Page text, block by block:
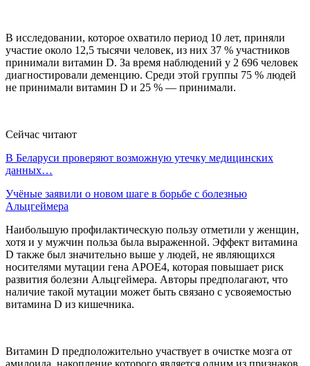
В исследовании, которое охватило период 10 лет, приняли
участие около 12,5 тысячи человек, из них 37 % участников
принимали витамин D. За время наблюдений у 2 696 человек
диагностировали деменцию. Среди этой группы 75 % людей
не принимали витамин D и 25 % — принимали.
Сейчас читают
В Беларуси проверяют возможную утечку медицинских
данных…
Учёные заявили о новом шаге в борьбе с болезнью
Альцгеймера
Наибольшую профилактическую пользу отметили у женщин,
хотя и у мужчин польза была выраженной. Эффект витамина
D также был значительно выше у людей, не являющихся
носителями мутации гена APOE4, которая повышает риск
развития болезни Альцгеймера. Авторы предполагают, что
наличие такой мутации может быть связано с усвояемостью
витамина D из кишечника.
Витамин D предположительно участвует в очистке мозга от
амилоида, накопление которого является одним из признаков